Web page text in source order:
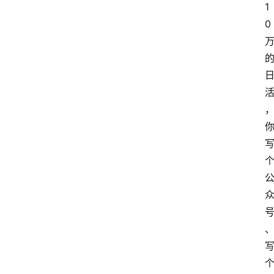
1
0
万
的
日
活
，
你
写
个
公
众
号
、
写
个